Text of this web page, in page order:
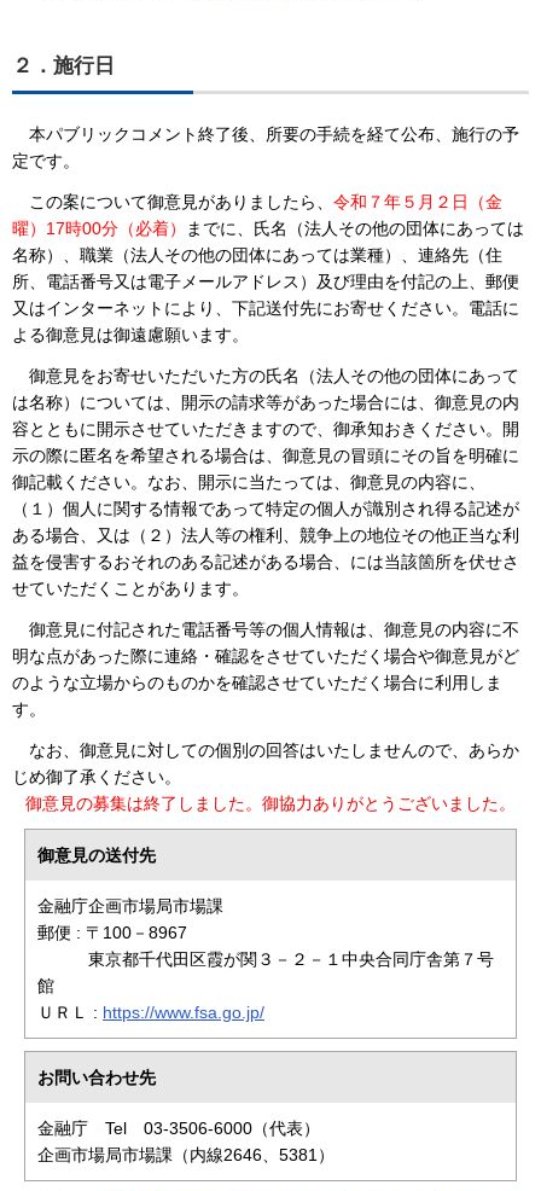
２．施行日
本パブリックコメント終了後、所要の手続を経て公布、施行の予
定です。
この案について御意見がありましたら、 令和７年５月２日（金
曜）17時00分（必着）
までに、氏名（法人その他の団体にあっては
名称）、職業（法人その他の団体にあっては業種）、連絡先（住
所、電話番号又は電子メールアドレス）及び理由を付記の上、郵便
又はインターネットにより、下記送付先にお寄せください。電話に
よる御意見は御遠慮願います。
御意見をお寄せいただいた方の氏名（法人その他の団体にあって
は名称）については、開示の請求等があった場合には、御意見の内
容とともに開示させていただきますので、御承知おきください。開
示の際に匿名を希望される場合は、御意見の冒頭にその旨を明確に
御記載ください。なお、開示に当たっては、御意見の内容に、
（１）個人に関する情報であって特定の個人が識別され得る記述が
ある場合、又は（２）法人等の権利、競争上の地位その他正当な利
益を侵害するおそれのある記述がある場合、には当該箇所を伏せさ
せていただくことがあります。
御意見に付記された電話番号等の個人情報は、御意見の内容に不
明な点があった際に連絡・確認をさせていただく場合や御意見がど
のような立場からのものかを確認させていただく場合に利用しま
す。
なお、御意見に対しての個別の回答はいたしませんので、あらか
じめ御了承ください。
御意見の募集は終了しました。御協力ありがとうございました。
御意見の送付先
金融庁企画市場局市場課
郵便 : 〒100－8967
東京都千代田区霞が関３－２－１中央合同庁舎第７号
館
ＵＲＬ : https://www.fsa.go.jp/
お問い合わせ先
金融庁 Tel 03-3506-6000（代表）
企画市場局市場課（内線2646、5381）